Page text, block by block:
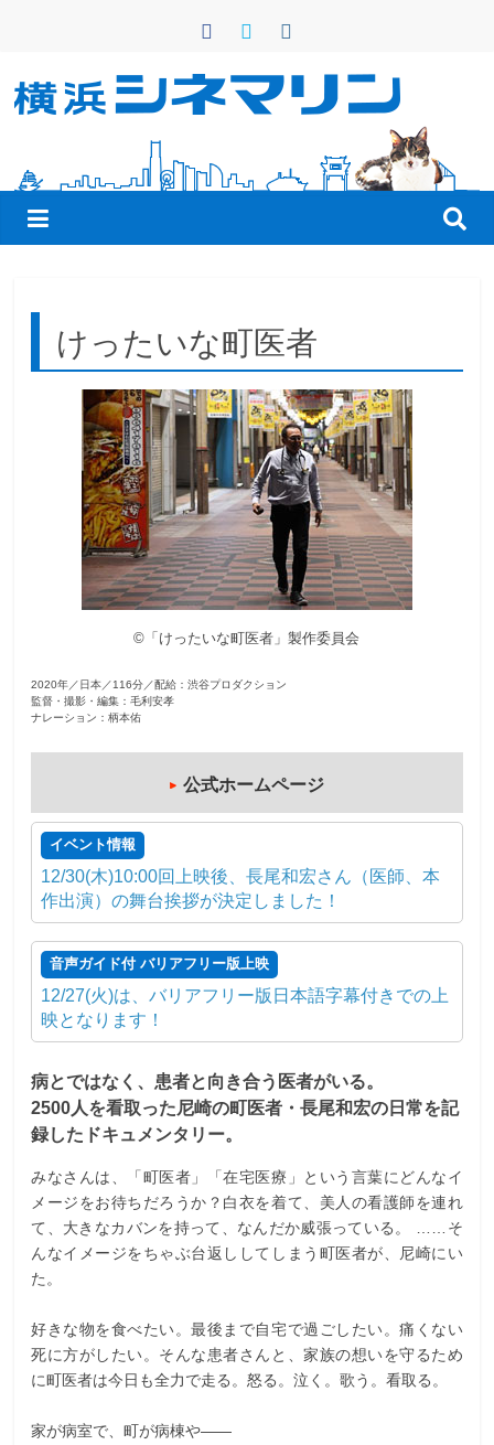
ン
横
浜
シ
ネ
マ
こ
の
街
けったいな町医者
©「けったいな町医者」製作委員会
2020年／日本／116分／配給：渋谷プロダクション
監督・撮影・編集：毛利安孝
ナレーション：柄本佑
公式ホームページ
イベント情報
12/30(木)10:00回上映後、長尾和宏さん（医師、本
作出演）の舞台挨拶が決定しました！
音声ガイド付 バリアフリー版上映
12/27(火)は、バリアフリー版日本語字幕付きでの上
映となります！
病とではなく、患者と向き合う医者がいる。
2500人を看取った尼崎の町医者・長尾和宏の日常を記
録したドキュメンタリー。
みなさんは、「町医者」「在宅医療」という言葉にどんなイ
メージをお待ちだろうか？白衣を着て、美人の看護師を連れ
て、大きなカバンを持って、なんだか威張っている。 ……そ
んなイメージをちゃぶ台返ししてしまう町医者が、尼崎にい
た。
好きな物を食べたい。最後まで自宅で過ごしたい。痛くない
死に方がしたい。そんな患者さんと、家族の想いを守るため
に町医者は今日も全力で走る。怒る。泣く。歌う。看取る。
家が病室で、町が病棟や――